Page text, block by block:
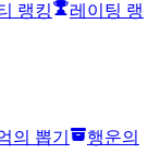
랭킹
레이팅 랭
의 뽑기 행운의